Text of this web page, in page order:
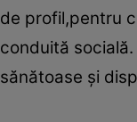
de profil,pentru
conduită
sănătoase şi